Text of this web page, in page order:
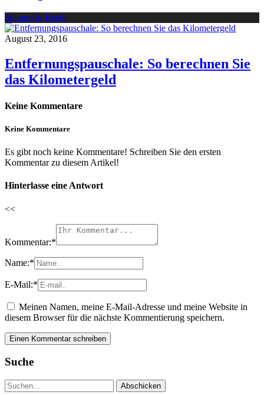
Steuern & Recht
August 23, 2016
Entfernungspauschale: So berechnen Sie
das Kilometergeld
Keine Kommentare
Keine Kommentare
Es gibt noch keine Kommentare! Schreiben Sie den ersten
Kommentar zu diesem Artikel!
Hinterlasse eine Antwort
<<
Kommentar:*
Name:*
E-Mail:*
Meinen Namen, meine E-Mail-Adresse und meine Website in
diesem Browser für die nächste Kommentierung speichern.
Suche